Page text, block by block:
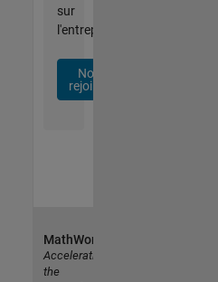
sur
l'entreprise.
Nous
rejoindre
MathWorks
Accelerating
the